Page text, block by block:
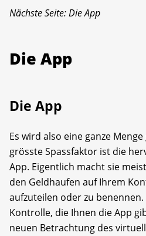
Nächste Seite: Die App
Die App
Die App
Es wird also eine ganze
grösste Spassfaktor ist die
App. Eigentlich macht sie
den Geldhaufen auf Ihrem
aufzuteilen oder zu
Kontrolle, die Ihnen die App
neuen Betrachtung des